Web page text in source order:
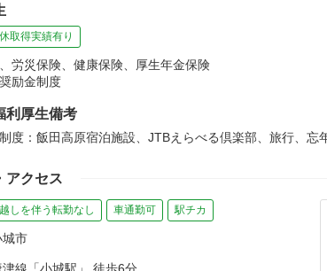
取得実績有り
労災保険、健康保険、厚生年金保険
励金制度
利厚生備考
度：飯田高原宿泊施設、JTBえらべる倶楽部、旅行、忘
アクセス
しを伴う転勤なし 車通勤可 駅チカ
城市
津線「小城駅」 徒歩6分